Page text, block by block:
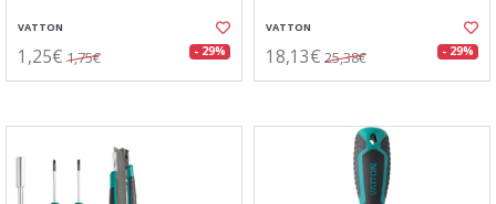
VATTON
1,25€ 1,75€ - 29%
VATTON
18,13€ 25,38€ - 29%